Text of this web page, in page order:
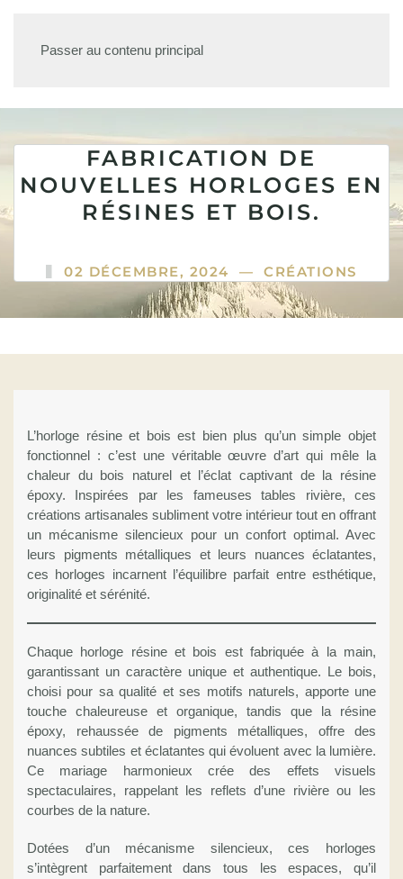
Passer au contenu principal
FABRICATION DE
NOUVELLES HORLOGES EN
RÉSINES ET BOIS.
02 DÉCEMBRE, 2024 —CRÉATIONS
L’horloge résine et bois est bien plus qu’un simple objet
fonctionnel : c’est une véritable œuvre d’art qui mêle la
chaleur du bois naturel et l’éclat captivant de la résine
époxy. Inspirées par les fameuses tables rivière, ces
créations artisanales subliment votre intérieur tout en offrant
un mécanisme silencieux pour un confort optimal. Avec
leurs pigments métalliques et leurs nuances éclatantes,
ces horloges incarnent l’équilibre parfait entre esthétique,
originalité et sérénité.
Chaque horloge résine et bois est fabriquée à la main,
garantissant un caractère unique et authentique. Le bois,
choisi pour sa qualité et ses motifs naturels, apporte une
touche chaleureuse et organique, tandis que la résine
époxy, rehaussée de pigments métalliques, offre des
nuances subtiles et éclatantes qui évoluent avec la lumière.
Ce mariage harmonieux crée des effets visuels
spectaculaires, rappelant les reflets d’une rivière ou les
courbes de la nature.
Dotées d’un mécanisme silencieux, ces horloges
s’intègrent parfaitement dans tous les espaces, qu’il